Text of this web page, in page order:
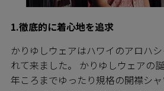
1.徹底的に着心地を追求
かりゆしウェアはハワイのアロハ
れて来ました。 かりゆしウェアの
年ころまでゆったり規格の開襟シ